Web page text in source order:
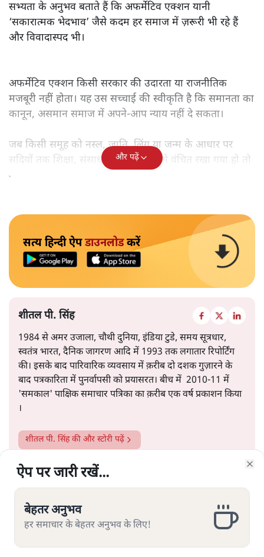
सभ्यता के अनुभव बताते हैं कि अफर्मेटिव एक्शन यानी
‘सकारात्मक भेदभाव’ जैसे कदम हर समाज में ज़रूरी भी रहे हैं
और विवादास्पद भी।
अफर्मेटिव एक्शन किसी सरकार की उदारता या राजनीतिक
मजबूरी नहीं होता। यह उस सच्चाई की स्वीकृति है कि समानता का
कानून, असमान समाज में अपने-आप न्याय नहीं दे सकता।
जब किसी समूह को नस्ल, जाति, लिंग या जन्म के आधार पर
सदियों तक शिक्षा, संसाधनों और सम्मान से वंचित रखा गया हो तो
केवल ‘सब बराबर हैं’ कह देने से स्थिति नहीं बदलती।
और पढ़ें
सत्य हिन्दी ऐपडाउनलोडकरें
शीतल पी. सिंह
1984 से अमर उजाला, चौथी दुनिया, इंडिया टुडे, समय सूत्रधार,
स्वतंत्र भारत, दैनिक जागरण आदि में 1993 तक लगातार रिपोर्टिंग
की। इसके बाद पारिवारिक व्यवसाय में क़रीब दो दशक गुज़ारने के
बाद पत्रकारिता में पुनर्वापसी को प्रयासरत। बीच में 2010-11 में
'समकाल' पाक्षिक समाचार पत्रिका का क़रीब एक वर्ष प्रकाशन किया
।
शीतल पी. सिंहकी और स्टोरी पढ़ें
यूजीसी के नये नियम पर विवाद क्यों?
ऐप पर जारी रखें...
बेहतर अनुभव
हर समाचार के बेहतर अनुभव के लिए!
ऐप पर जारी रखें...
बेहतर अनुभव
हर समाचार के बेहतर अनुभव के लिए!
ऐप पर जारी रखें...
बेहतर अनुभव
हर समाचार के बेहतर अनुभव के लिए!
ऐप पर जारी रखें...
बेहतर अनुभव
हर समाचार के बेहतर अनुभव के लिए!
ऐप पर जारी रखें...
बेहतर अनुभव
हर समाचार के बेहतर अनुभव के लिए!
ऐप पर जारी रखें...
बेहतर अनुभव
हर समाचार के बेहतर अनुभव के लिए!
ऐप पर जारी रखें...
बेहतर अनुभव
हर समाचार के बेहतर अनुभव के लिए!